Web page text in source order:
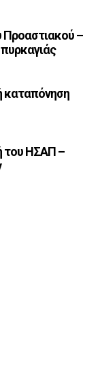
Προαστιακού –
καταπόνηση
του ΗΣΑΠ –